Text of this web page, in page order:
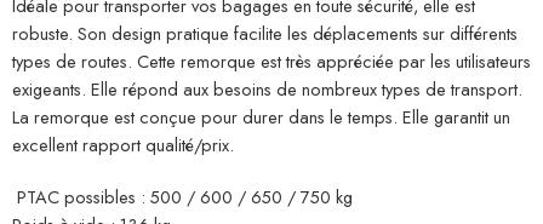
Idéale pour transporter vos bagages en toute sécurité, elle est
robuste. Son design pratique facilite les déplacements sur différents
types de routes. Cette remorque est très appréciée par les utilisateurs
exigeants. Elle répond aux besoins de nombreux types de transport.
La remorque est conçue pour durer dans le temps. Elle garantit un
excellent rapport qualité/prix.
PTAC possibles : 500 / 600 / 650 / 750 kg